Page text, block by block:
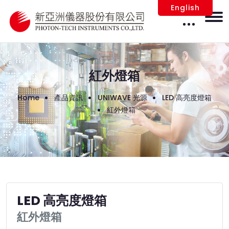
English
紅外燈箱
Home 產品資訊 UNIWAVE 光源
LED 高亮度燈箱
紅外燈箱
LED 高亮度燈箱
紅外燈箱